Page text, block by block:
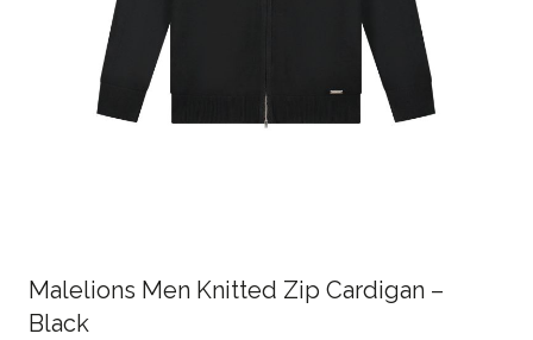
Malelions Men Knitted Zip Cardigan –
Black